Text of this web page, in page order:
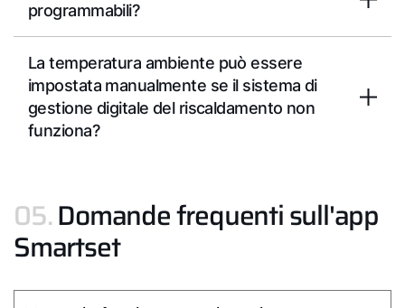
programmabili?
La temperatura ambiente può essere
impostata manualmente se il sistema di
gestione digitale del riscaldamento non
funziona?
05.Domande frequenti sull'app
Smartset